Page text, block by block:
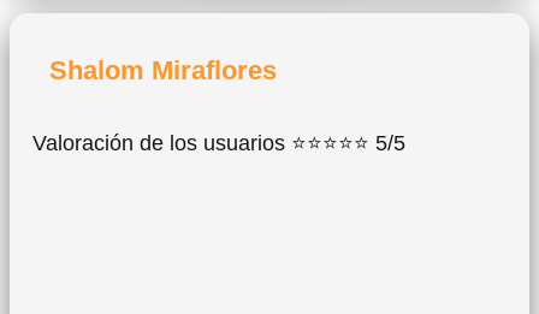
Shalom Miraflores
Valoración de los usuarios ⭐⭐⭐⭐⭐ 5/5